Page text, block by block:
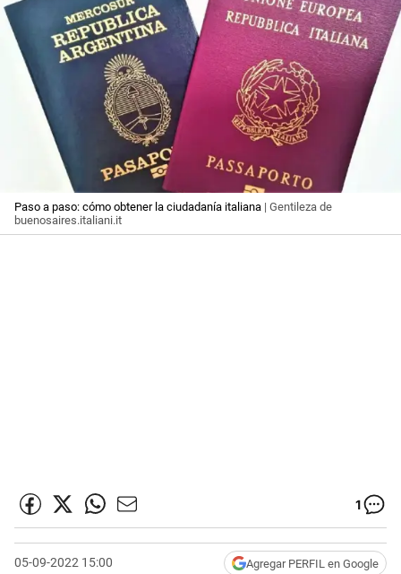
Paso a paso: cómo obtener la ciudadanía italiana | Gentileza de
buenosaires.italiani.it
1
05-09-2022 15:00 Agregar PERFIL en Google